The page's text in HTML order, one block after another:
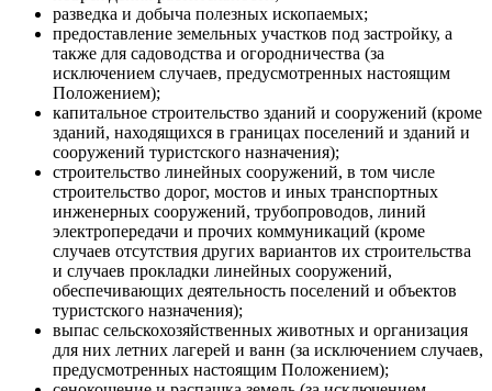
разведка и добыча полезных ископаемых;
предоставление земельных участков под застройку, а
также для садоводства и огородничества (за
исключением случаев, предусмотренных настоящим
Положением);
капитальное строительство зданий и сооружений (кроме
зданий, находящихся в границах поселений и зданий и
сооружений туристского назначения);
строительство линейных сооружений, в том числе
строительство дорог, мостов и иных транспортных
инженерных сооружений, трубопроводов, линий
электропередачи и прочих коммуникаций (кроме
случаев отсутствия других вариантов их строительства
и случаев прокладки линейных сооружений,
обеспечивающих деятельность поселений и объектов
туристского назначения);
выпас сельскохозяйственных животных и организация
для них летних лагерей и ванн (за исключением случаев,
предусмотренных настоящим Положением);